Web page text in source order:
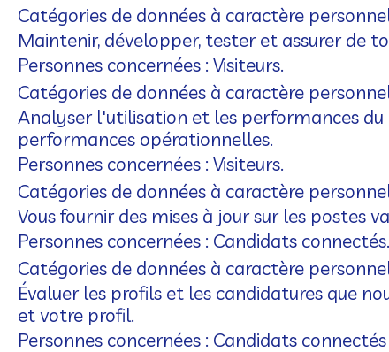
Catégories de données à caractère
Maintenir, développer, tester et assurer de
Personnes concernées : Visiteurs.
Catégories de données à caractère
Analyser l'utilisation et les performances
performances opérationnelles.
Personnes concernées : Visiteurs.
Catégories de données à caractère
Vous fournir des mises à jour sur les postes
Personnes concernées : Candidats connectés.
Catégories de données à caractère
Évaluer les profils et les candidatures que
et votre profil.
Personnes concernées : Candidats